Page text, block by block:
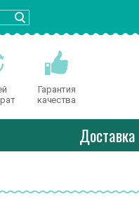
Гарантия
качества
Доставка